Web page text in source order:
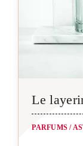
Le
PARFUMS /